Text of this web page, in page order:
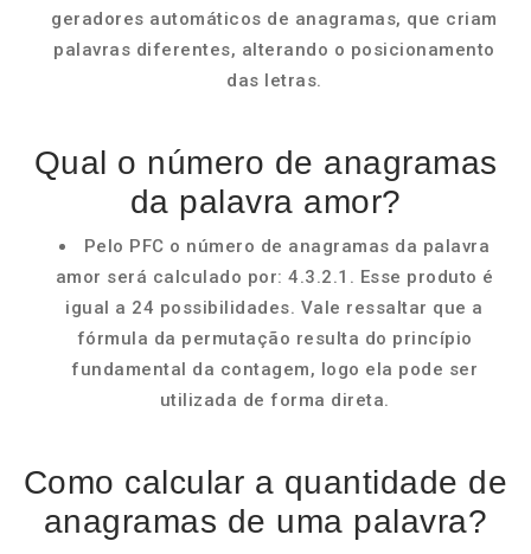
geradores automáticos de anagramas, que criam
palavras diferentes, alterando o posicionamento
das letras.
Qual o número de anagramas
da palavra amor?
Pelo PFC o número de anagramas da palavra
amor será calculado por: 4.3.2.1. Esse produto é
igual a 24 possibilidades. Vale ressaltar que a
fórmula da permutação resulta do princípio
fundamental da contagem, logo ela pode ser
utilizada de forma direta.
Como calcular a quantidade de
anagramas de uma palavra?